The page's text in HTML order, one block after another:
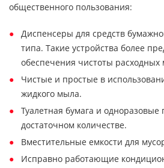
общественного пользования:
Диспенсеры для средств
типа. Такие устройства более
обеспечения чистоты расходных
Чистые и простые в
жидкого мыла.
Туалетная бумага и одноразовые
достаточном количестве.
Вместительные емкости для
Исправно работающие